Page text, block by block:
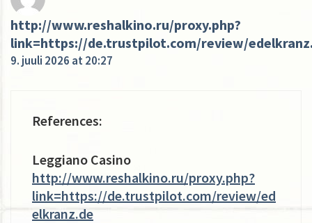
http://www.reshalkino.ru/proxy.php?
link=https://de.trustpilot.com/review/
9. juuli 2026 at 20:27
References:
Leggiano Casino
http://www.reshalkino.ru/proxy.php?
link=https://de.trustpilot.com/review/ed
elkranz.de